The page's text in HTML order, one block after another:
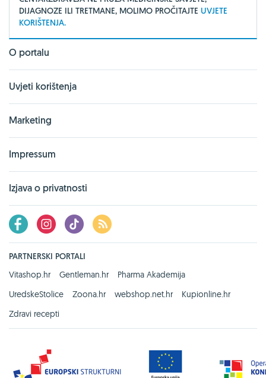
DIJAGNOZE ILI TRETMANE, MOLIMO PROČITAJTE UVJETE
KORIŠTENJA.
O portalu
Uvjeti korištenja
Marketing
Impressum
Izjava o privatnosti
PARTNERSKI PORTALI
Vitashop.hr
Gentleman.hr
Pharma Akademija
UredskeStolice
Zoona.hr webshop.net.hr
Kupionline.hr
Zdravi recepti